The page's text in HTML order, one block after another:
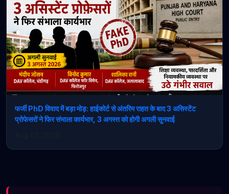
फर्जी PhD विवाद में बड़ा मोड़: हाईकोर्ट से अंतरिम राहत के बाद 3 असिस्टेंट
प्रोफेसरों ने फिर संभाला कार्यभार, 3 अगस्त को होगी अगली सुनवाई